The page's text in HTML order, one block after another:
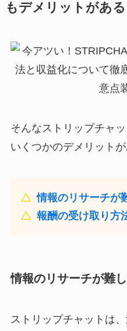
もデメリットがある
そんなストリップチャ
いくつかのデメリットが
情報のリサーチが
報酬の受け取り方
情報のリサーチが難
ストリップチャットは